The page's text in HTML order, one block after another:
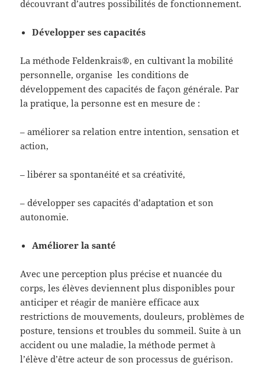
découvrant d’autres possibilités de fonctionnement.
Développer ses capacités
La méthode Feldenkrais®, en cultivant la mobilité
personnelle, organise les conditions de
développement des capacités de façon générale. Par
la pratique, la personne est en mesure de :
– améliorer sa relation entre intention, sensation et
action,
– libérer sa spontanéité et sa créativité,
– développer ses capacités d’adaptation et son
autonomie.
Améliorer la santé
Avec une perception plus précise et nuancée du
corps, les élèves deviennent plus disponibles pour
anticiper et réagir de manière efficace aux
restrictions de mouvements, douleurs, problèmes de
posture, tensions et troubles du sommeil. Suite à un
accident ou une maladie, la méthode permet à
l’élève d’être acteur de son processus de guérison.